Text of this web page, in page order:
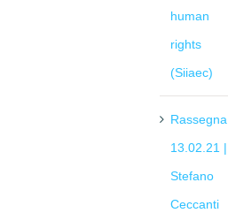
human
rights
(Siiaec)
Rassegna
13.02.21 |
Stefano
Ceccanti